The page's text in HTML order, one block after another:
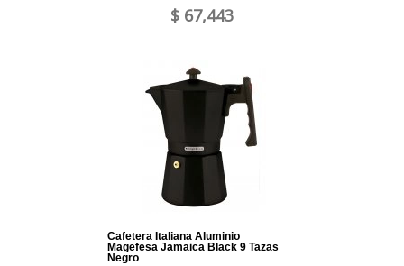
$ 67,443
Cafetera Italiana Aluminio
Magefesa Jamaica Black 9 Tazas
Negro